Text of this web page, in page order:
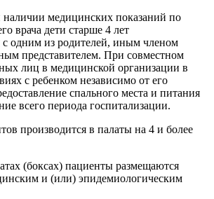
наличии медицинских показаний по
врача дети старше 4 лет
с одним из родителей, иным членом
представителем. При совместном
лиц в медицинской организации в
с ребенком независимо от его
спального места и питания
всего периода госпитализации.
производится в палаты на 4 и более
(боксах) пациенты размещаются
и (или) эпидемиологическим